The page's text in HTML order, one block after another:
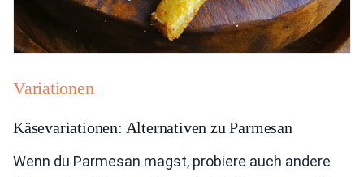
Variationen
Käsevariationen: Alternativen zu Parmesan
Wenn du Parmesan magst, probiere auch andere